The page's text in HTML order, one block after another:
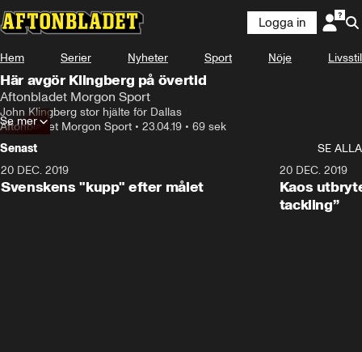
Logga in
Hem Serier Nyheter Sport Nöje Livsstil
Här avgör Klingberg på övertid
Aftonbladet Morgon Sport
John Klingberg stor hjälte för Dallas
Aftonbladet Morgon Sport • 23.04.19 • 69 sek
Se mer
Senast
SE ALLA
20 DEC. 2019
Svenskens "kupp" efter målet
20 DEC. 2019
Kaos
tackling”